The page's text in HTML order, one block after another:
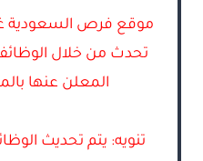
موقع فرص السعودية
تحدث من خلال
المعلن عنها
تنويه: يتم تحديث